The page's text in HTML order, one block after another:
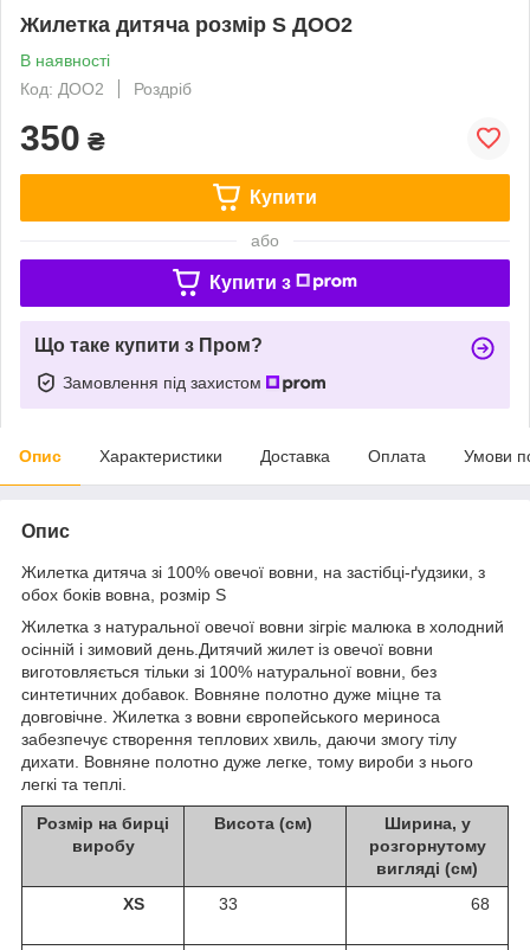
Жилетка дитяча розмір S ДОО2
В наявності
Код: ДОО2
Роздріб
350 ₴
Купити
або
Купити з
Що таке купити з Пром?
Замовлення під захистом
Опис Характеристики Доставка Оплата Умови
Опис
Жилетка дитяча зі 100% овечої вовни, на застібці-ґудзики, з
обох боків вовна, розмір S
Жилетка з натуральної овечої вовни зігріє малюка в холодний
осінній і зимовий день.Дитячий жилет із овечої вовни
виготовляється тільки зі 100% натуральної вовни, без
синтетичних добавок. Вовняне полотно дуже міцне та
довговічне. Жилетка з вовни європейського мериноса
забезпечує створення теплових хвиль, даючи змогу тілу
дихати. Вовняне полотно дуже легке, тому вироби з нього
легкі та теплі.
Розмір на бирці
виробу
Висота (см)
Ширина, у
розгорнутому
вигляді (см)
XS
33 68